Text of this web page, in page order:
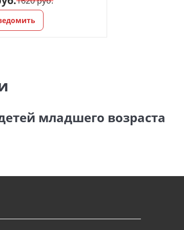
младшего возраста